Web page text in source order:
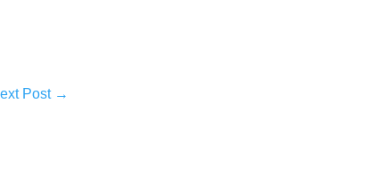
Post→